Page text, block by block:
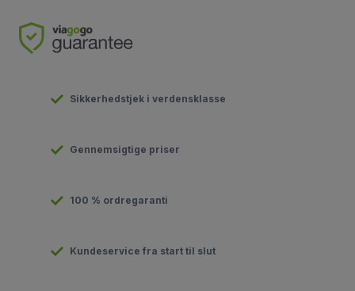
Sikkerhedstjek i verdensklasse
Gennemsigtige priser
100 % ordregaranti
Kundeservice fra start til slut